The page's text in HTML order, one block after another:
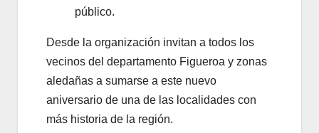
público.
Desde la organización invitan a todos los
vecinos del departamento Figueroa y zonas
aledañas a sumarse a este nuevo
aniversario de una de las localidades con
más historia de la región.